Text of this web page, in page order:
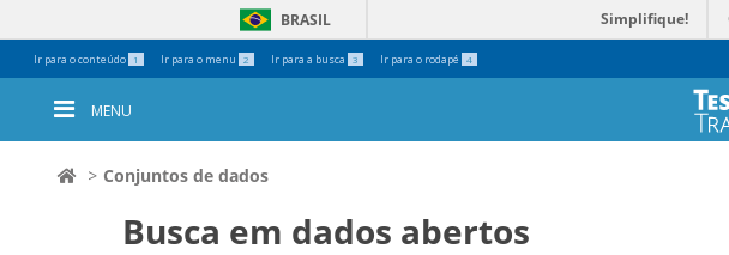
Ir para o conteúdo 1 Ir para o menu 2 Ir para a busca 3 Ir para o rodapé 4
BRASIL Simplifique!
Ferramentas
Pessoais
MENU
Conjuntos de dados
Busca em dados abertos